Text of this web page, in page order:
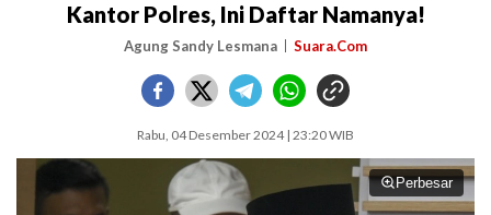
Kantor Polres, Ini Daftar Namanya!
Agung Sandy Lesmana Suara.Com
Rabu, 04 Desember 2024 | 23:20 WIB
Perbesar